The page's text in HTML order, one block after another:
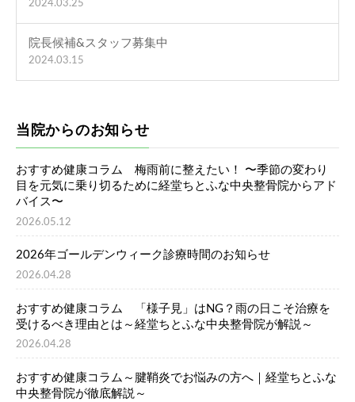
2024.03.25
院長候補&スタッフ募集中
2024.03.15
当院からのお知らせ
おすすめ健康コラム 梅雨前に整えたい！ 〜季節の変わり
目を元気に乗り切るために経堂ちとふな中央整骨院からアド
バイス〜
2026.05.12
2026年ゴールデンウィーク診療時間のお知らせ
2026.04.28
おすすめ健康コラム 「様子見」はNG？雨の日こそ治療を
受けるべき理由とは～経堂ちとふな中央整骨院が解説～
2026.04.28
おすすめ健康コラム～腱鞘炎でお悩みの方へ｜経堂ちとふな
中央整骨院が徹底解説～